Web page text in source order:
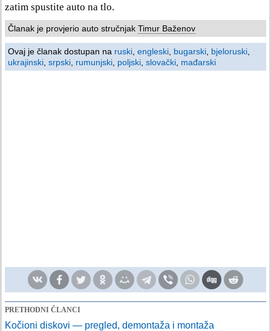
zatim spustite auto na tlo.
Članak je provjerio auto stručnjak Timur Baženov
Ovaj je članak dostupan na ruski engleski bugarski bjeloruski
ukrajinski srpski rumunjski poljski slovački mađarski
PRETHODNI ČLANCI
Kočioni diskovi — pregled, demontaža i montaža